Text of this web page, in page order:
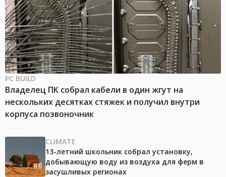
PC BUILD
Владелец ПК собрал кабели в один жгут на
нескольких десятках стяжек и получил внутри
корпуса позвоночник
CLIMATE
13-летний школьник собрал установку,
добывающую воду из воздуха для ферм в
засушливых регионах